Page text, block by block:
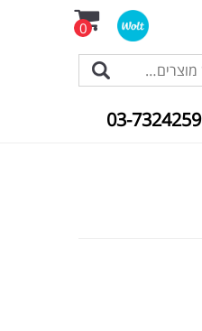
0
03-7324259